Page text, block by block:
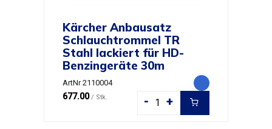
Kärcher Anbausatz
Schlauchtrommel TR
Stahl lackiert für HD-
Benzingeräte 30m
ArtNr 2110004
- +
677.00/ Stk.